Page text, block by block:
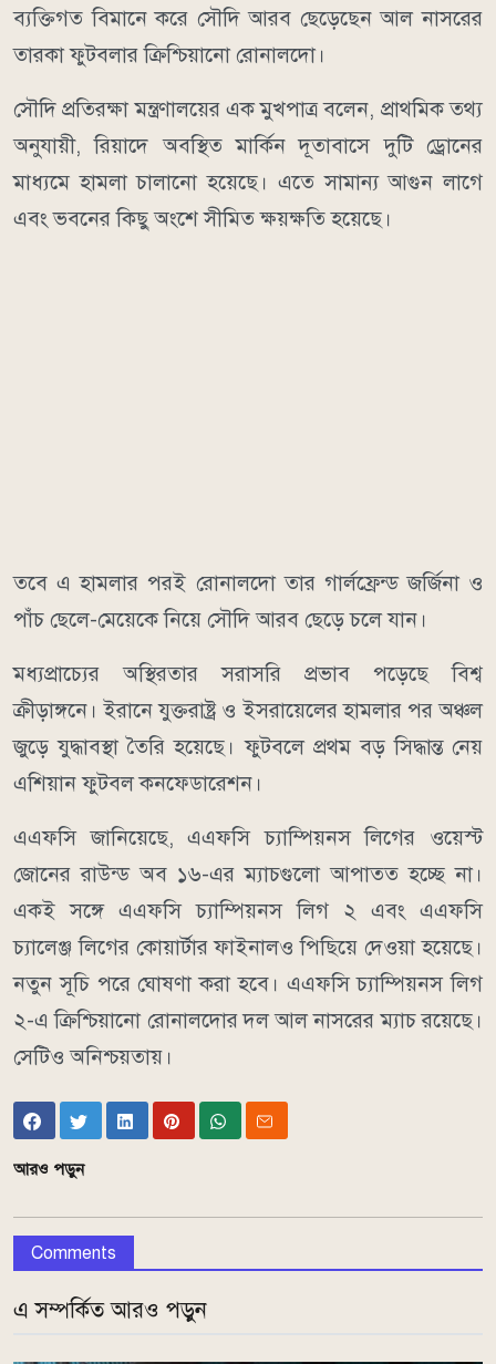
ব্যক্তিগত বিমানে করে সৌদি আরব ছেড়েছেন আল নাসরের
তারকা ফুটবলার ক্রিশ্চিয়ানো রোনালদো।
সৌদি প্রতিরক্ষা মন্ত্রণালয়ের এক মুখপাত্র বলেন, প্রাথমিক তথ্য
অনুযায়ী, রিয়াদে অবস্থিত মার্কিন দূতাবাসে দুটি ড্রোনের
মাধ্যমে হামলা চালানো হয়েছে। এতে সামান্য আগুন লাগে
এবং ভবনের কিছু অংশে সীমিত ক্ষয়ক্ষতি হয়েছে।
তবে এ হামলার পরই রোনালদো তার গার্লফ্রেন্ড জর্জিনা ও
পাঁচ ছেলে-মেয়েকে নিয়ে সৌদি আরব ছেড়ে চলে যান।
মধ্যপ্রাচ্যের অস্থিরতার সরাসরি প্রভাব পড়েছে বিশ্ব
ক্রীড়াঙ্গনে। ইরানে যুক্তরাষ্ট্র ও ইসরায়েলের হামলার পর অঞ্চল
জুড়ে যুদ্ধাবস্থা তৈরি হয়েছে। ফুটবলে প্রথম বড় সিদ্ধান্ত নেয়
এশিয়ান ফুটবল কনফেডারেশন।
এএফসি জানিয়েছে, এএফসি চ্যাম্পিয়নস লিগের ওয়েস্ট
জোনের রাউন্ড অব ১৬-এর ম্যাচগুলো আপাতত হচ্ছে না।
একই সঙ্গে এএফসি চ্যাম্পিয়নস লিগ ২ এবং এএফসি
চ্যালেঞ্জ লিগের কোয়ার্টার ফাইনালও পিছিয়ে দেওয়া হয়েছে।
নতুন সূচি পরে ঘোষণা করা হবে। এএফসি চ্যাম্পিয়নস লিগ
২-এ ক্রিশ্চিয়ানো রোনালদোর দল আল নাসরের ম্যাচ রয়েছে।
সেটিও অনিশ্চয়তায়।
আরও পড়ুন
Comments
এ সম্পর্কিত আরও পড়ুন